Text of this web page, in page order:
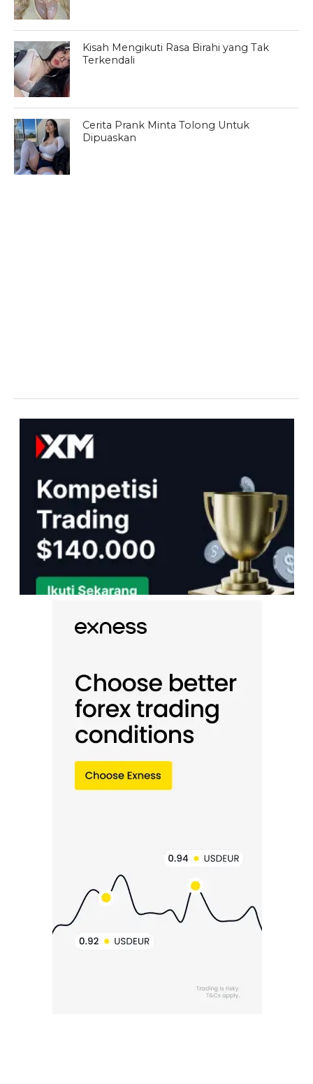
Kisah Mengikuti Rasa Birahi yang Tak
Terkendali
Cerita Prank Minta Tolong Untuk
Dipuaskan